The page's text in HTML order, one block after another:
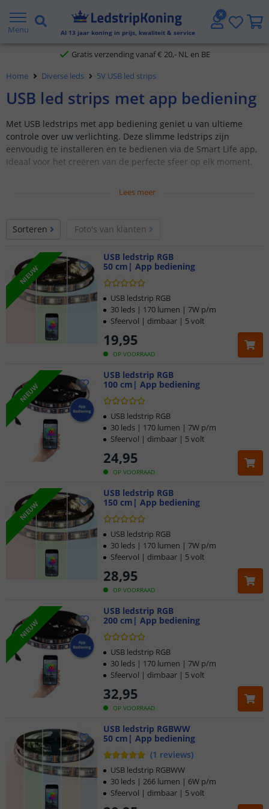
Menu Al 13 jaar koning in prijs, kwaliteit & service
5 jaar garantie
Gratis verzending vanaf € 20,- NL en BE
Klantbeoordeling 9.1
Voor 23:45 uur besteld, morgen in huis
Home Diverse leds 5V USB led strips
USB led strips met app bediening
Met USB ledstrips met app bediening geniet u van ultieme
controle over uw verlichting. Deze slimme ledstrips zijn
eenvoudig te installeren en te bedienen via de Smart Life app,
ideaal voor het creëren van de perfecte sfeer op elk moment.
verlichtingsoplossing die perfect past bij een slimme
woonomgeving. Dankzij de app kunt u de verlichting naar wens
aanpassen, zelfs op afstand. Dit maakt ze ideaal voor gebruik
als sfeerverlichting in de woonkamer, achter uw televisie of in
de slaapkamer, waar u op elk moment de gewenste sfeer kunt
creëren. Met een druk op de knop past u de kleur, helderheid
en zelfs effecten aan, zoals een ademend of knipperend
lichtpatroon.
Lees meer
Sorteren Foto's van klanten
NIEUW
USB ledstrip RGB
50 cm| App bediening
OP VOORRAAD
19,95
USB ledstrip RGB
30 leds | 170 lumen | 7W p/m
Sfeervol | dimbaar | 5 volt
NIEUW
USB ledstrip RGB
100 cm| App bediening
OP VOORRAAD
24,95
USB ledstrip RGB
30 leds | 170 lumen | 7W p/m
Sfeervol | dimbaar | 5 volt
NIEUW
USB ledstrip RGB
150 cm| App bediening
OP VOORRAAD
28,95
USB ledstrip RGB
30 leds | 170 lumen | 7W p/m
Sfeervol | dimbaar | 5 volt
NIEUW
USB ledstrip RGB
200 cm| App bediening
OP VOORRAAD
32,95
USB ledstrip RGB
30 leds | 170 lumen | 7W p/m
Sfeervol | dimbaar | 5 volt
USB ledstrip RGBWW
50 cm| App bediening
(1 reviews)
USB ledstrip RGBWW
30 leds | 266 lumen | 6W p/m
Sfeervol | dimbaar | 5 volt